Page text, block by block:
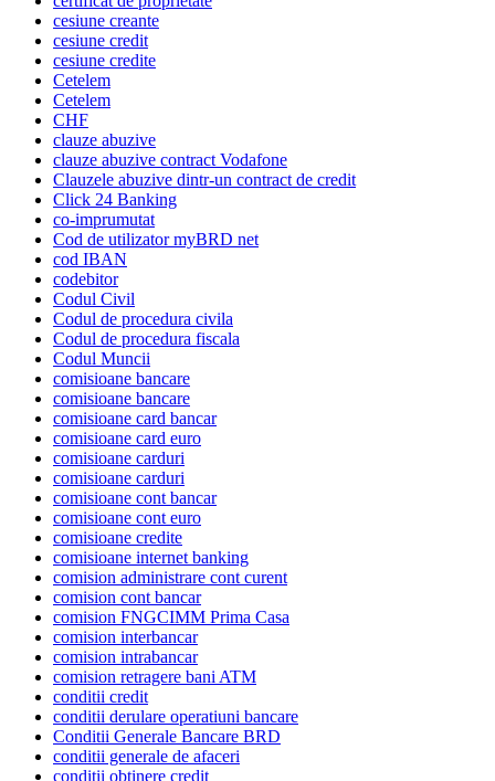
cesiune creante
cesiune credit
cesiune credite
Cetelem
Cetelem
CHF
clauze abuzive
clauze abuzive contract Vodafone
Clauzele abuzive dintr-un contract de credit
Click 24 Banking
co-imprumutat
Cod de utilizator myBRD net
cod IBAN
codebitor
Codul Civil
Codul de procedura civila
Codul de procedura fiscala
Codul Muncii
comisioane bancare
comisioane bancare
comisioane card bancar
comisioane card euro
comisioane carduri
comisioane carduri
comisioane cont bancar
comisioane cont euro
comisioane credite
comisioane internet banking
comision administrare cont curent
comision cont bancar
comision FNGCIMM Prima Casa
comision interbancar
comision intrabancar
comision retragere bani ATM
conditii credit
conditii derulare operatiuni bancare
Conditii Generale Bancare BRD
conditii generale de afaceri
conditii obtinere credit